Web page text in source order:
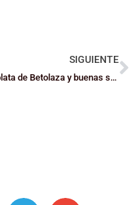
SIGUIENTE
La plata de Betolaza y buenas sensaciones en el resto de seleccionados